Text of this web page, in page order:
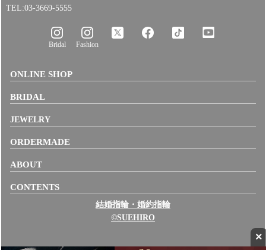
×
TEL:03-3669-5555
Bridal Fashion
ONLINE SHOP
BRIDAL
JEWELRY
ORDERMADE
ABOUT
CONTENTS
結婚指輪・婚約指輪
©SUEHIRO